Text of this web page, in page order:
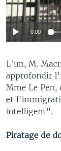
0:00
L'un, M.
approfondir
Mme Le
et
intelligent".
Piratage de